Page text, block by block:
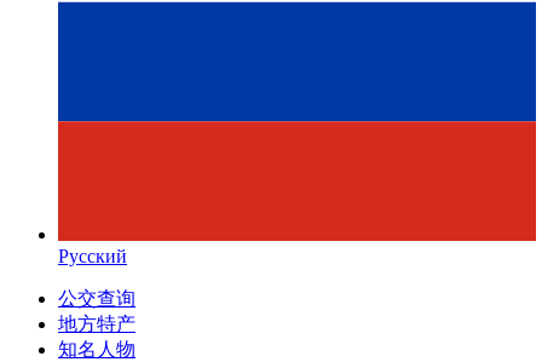
Русский
公交查询
地方特产
知名人物